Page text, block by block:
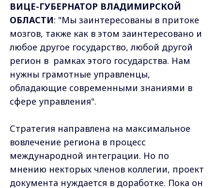
ВИЦЕ-ГУБЕРНАТОР ВЛАДИМИРСКОЙ
ОБЛАСТИ: "Мы заинтересованы в притоке
мозгов, также как в этом заинтересовано и
любое другое государство, любой другой
регион в рамках этого государства. Нам
нужны грамотные управленцы,
обладающие современными знаниями в
сфере управления".
Стратегия направлена на максимальное
вовлечение региона в процесс
международной интеграции. Но по
мнению некторых членов коллегии, проект
документа нуждается в доработке. Пока он